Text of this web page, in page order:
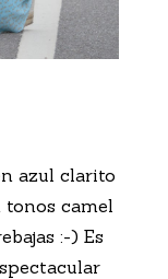
azul clarito
tonos camel
:-) Es